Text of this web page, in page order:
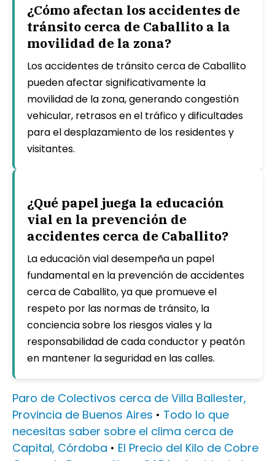
¿Cómo afectan los accidentes de
tránsito cerca de Caballito a la
movilidad de la zona?
Los accidentes de tránsito cerca de Caballito
pueden afectar significativamente la
movilidad de la zona, generando congestión
vehicular, retrasos en el tráfico y dificultades
para el desplazamiento de los residentes y
visitantes.
¿Qué papel juega la educación
vial en la prevención de
accidentes cerca de Caballito?
La educación vial desempeña un papel
fundamental en la prevención de accidentes
cerca de Caballito, ya que promueve el
respeto por las normas de tránsito, la
conciencia sobre los riesgos viales y la
responsabilidad de cada conductor y peatón
en mantener la seguridad en las calles.
Paro de Colectivos cerca de Villa Ballester,
Provincia de Buenos Aires • Todo lo que
necesitas saber sobre el clima cerca de
Capital, Córdoba • El Precio del Kilo de Cobre